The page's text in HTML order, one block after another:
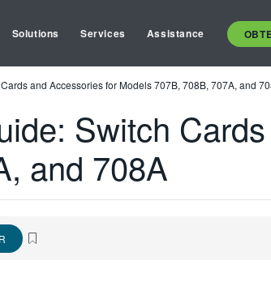
Solutions Services Assistance
and Accessories for Models 707B, 708B, 707A, and
Switch
and 708A